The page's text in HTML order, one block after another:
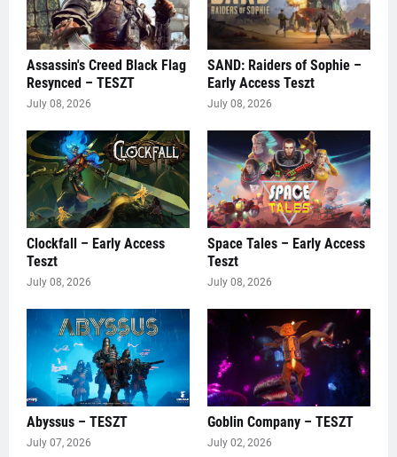
Assassin's Creed Black Flag
Resynced – TESZT
July 08, 2026
SAND: Raiders of Sophie –
Early Access Teszt
July 08, 2026
Clockfall – Early Access
Teszt
July 08, 2026
Space Tales – Early Access
Teszt
July 08, 2026
Abyssus – TESZT
July 07, 2026
Goblin Company – TESZT
July 02, 2026